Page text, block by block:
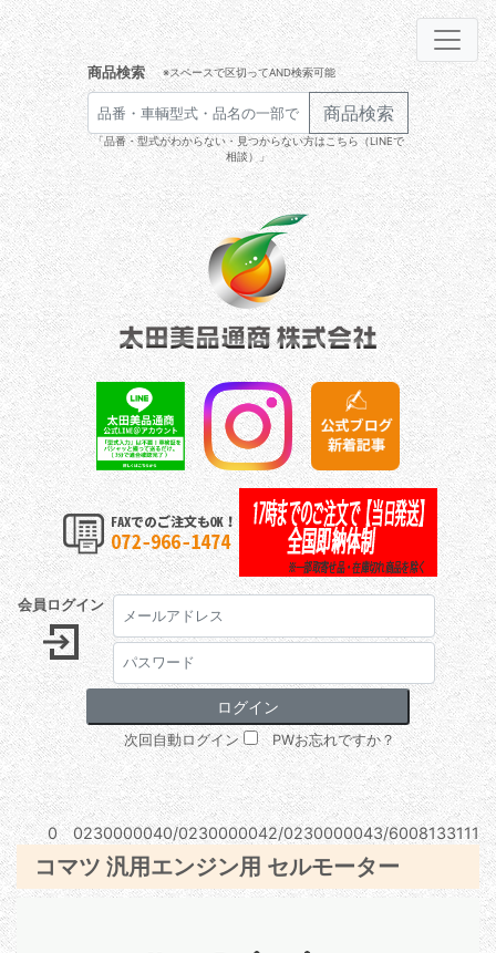
商品検索 ※スペースで区切ってAND検索可能
商品検索
「品番・型式がわからない・見つからない方はこちら（LINEで
相談）」
会員ログイン
次回自動ログイン PWお忘れですか？
0 0230000040/0230000042/0230000043/6008133111
コマツ 汎用エンジン用 セルモーター